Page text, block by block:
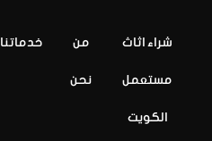
شراء اثاث
مستعمل
الكويت
من
نحن
خدماتنا